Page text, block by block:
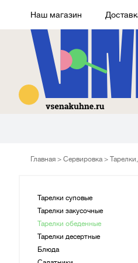
Наш магазин
Главная Сервировка
Тарелки суповые
Тарелки закусочные
Тарелки обеденные
Тарелки десертные
Блюда